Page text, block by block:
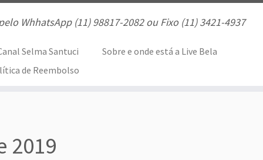
WhhatsApp (11) 98817-2082 ou Fixo (11) 3421-4937
Selma Santuci
Sobre e onde está a Live Bela
de Reembolso
2019